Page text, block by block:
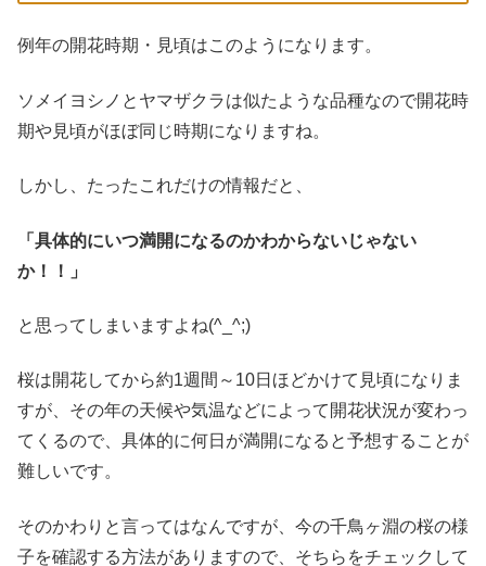
例年の開花時期・見頃はこのようになります。
ソメイヨシノとヤマザクラは似たような品種なので開花時
期や見頃がほぼ同じ時期になりますね。
しかし、たったこれだけの情報だと、
「具体的にいつ満開になるのかわからないじゃない
か！！」
と思ってしまいますよね(^_^;)
桜は開花してから約1週間～10日ほどかけて見頃になりま
すが、その年の天候や気温などによって開花状況が変わっ
てくるので、具体的に何日が満開になると予想することが
難しいです。
そのかわりと言ってはなんですが、今の千鳥ヶ淵の桜の様
子を確認する方法がありますので、そちらをチェックして